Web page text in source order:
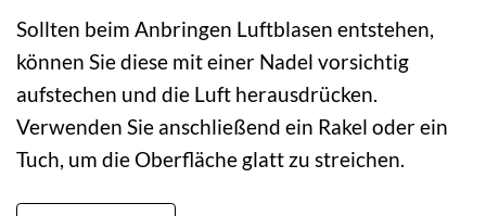
Sollten beim Anbringen Luftblasen entstehen,
können Sie diese mit einer Nadel vorsichtig
aufstechen und die Luft herausdrücken.
Verwenden Sie anschließend ein Rakel oder ein
Tuch, um die Oberfläche glatt zu streichen.